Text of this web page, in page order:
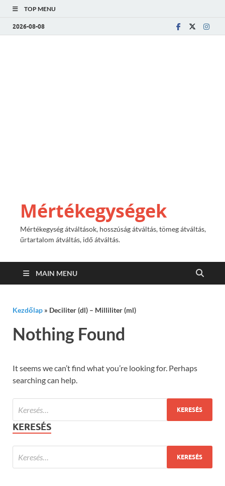
TOP MENU
2026-08-08
Mértékegységek
Mértékegység átváltások, hosszúság átváltás, tömeg átváltás,
űrtartalom átváltás, idő átváltás.
MAIN MENU
Kezdőlap » Deciliter (dl) – Milliliter (ml)
Nothing Found
It seems we can’t find what you’re looking for. Perhaps
searching can help.
KERESÉS